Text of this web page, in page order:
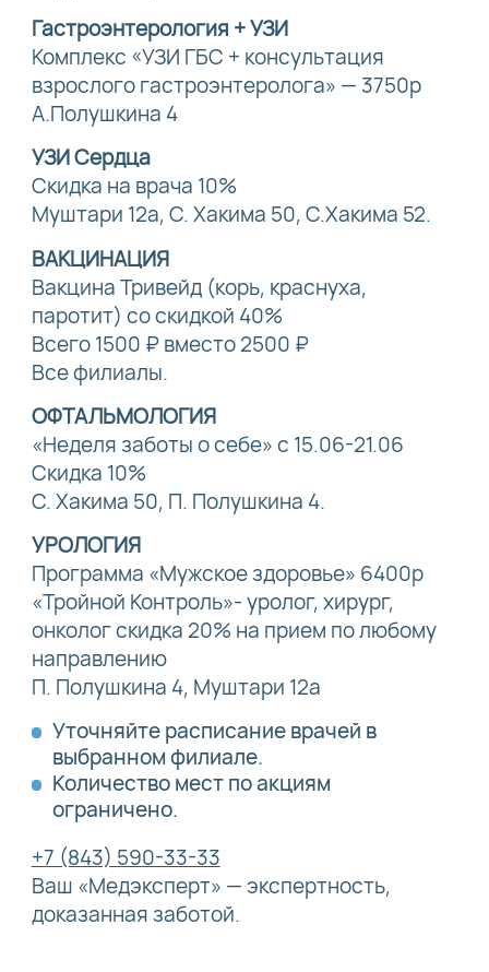
Гастроэнтерология + УЗИ
Комплекс «УЗИ ГБС + консультация
взрослого гастроэнтеролога» — 3750р
А.Полушкина 4
УЗИ Сердца
Скидка на врача 10%
Муштари 12а, С. Хакима 50, С.Хакима 52.
ВАКЦИНАЦИЯ
Вакцина Тривейд (корь, краснуха,
паротит) со скидкой 40%
Всего 1500 ₽ вместо 2500 ₽
Все филиалы.
ОФТАЛЬМОЛОГИЯ
«Неделя заботы о себе» с 15.06-21.06
Скидка 10%
С. Хакима 50, П. Полушкина 4.
УРОЛОГИЯ
Программа «Мужское здоровье» 6400р
«Тройной Контроль»- уролог, хирург,
онколог скидка 20% на прием по любому
направлению
П. Полушкина 4, Муштари 12а
Уточняйте расписание врачей в
выбранном филиале.
Количество мест по акциям
ограничено.
+7 (843) 590-33-33
Ваш «Медэксперт» — экспертность,
доказанная заботой.